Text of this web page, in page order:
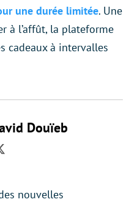
une durée limitée. Une
à l’affût, la plateforme
cadeaux à intervalles
Douïeb
nouvelles